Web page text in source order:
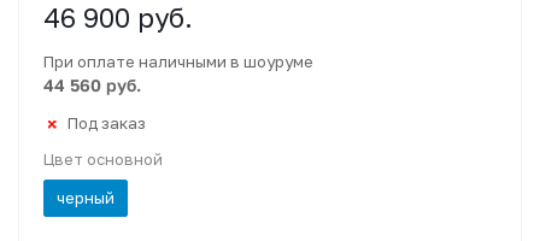
46 900 руб.
При оплате наличными в шоуруме
44 560 руб.
Под заказ
Цвет основной
черный